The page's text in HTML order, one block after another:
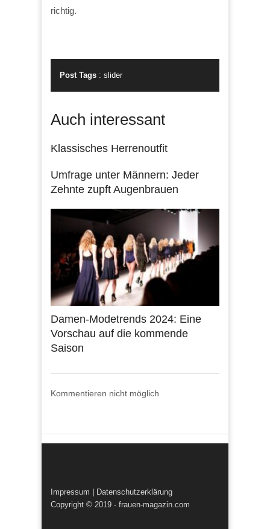
richtig.
Post Tags : slider
Auch interessant
Klassisches Herrenoutfit
Umfrage unter Männern: Jeder
Zehnte zupft Augenbrauen
Damen-Modetrends 2024: Eine
Vorschau auf die kommende
Saison
Kommentieren nicht möglich
Impressum
Datenschutzerklärung
Copyright © 2019 - frauen-magazin.com